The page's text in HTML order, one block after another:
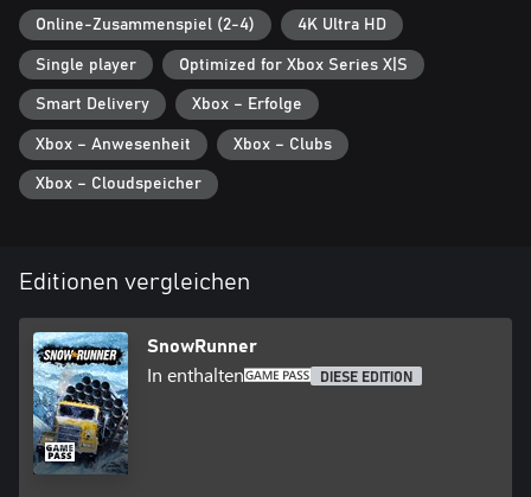
Online-Zusammenspiel (2-4) 4K Ultra HD
Single player Optimized for Xbox Series X|S
Smart Delivery Xbox – Erfolge
Xbox – Anwesenheit Xbox – Clubs
Xbox – Cloudspeicher
Editionen vergleichen
SnowRunner
In enthalten DIESE EDITION